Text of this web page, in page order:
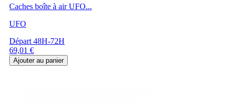
Caches boîte à air UFO...
UFO
Départ 48H-72H
Prix
69,01 €
Ajouter au panier